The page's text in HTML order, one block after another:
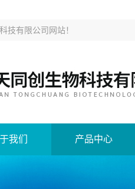
技有限公司网站！
我们 产品中心